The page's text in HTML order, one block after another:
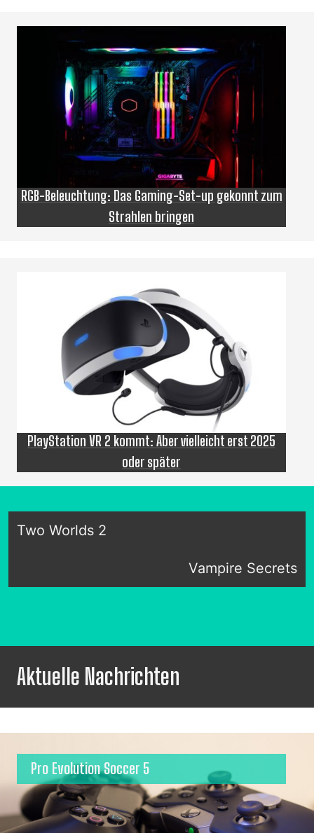
RGB-Beleuchtung: Das Gaming-Set-up gekonnt zum
Strahlen bringen
PlayStation VR 2 kommt: Aber vielleicht erst 2025
oder später
Two Worlds 2
Vampire Secrets
Aktuelle Nachrichten
Pro Evolution Soccer 5